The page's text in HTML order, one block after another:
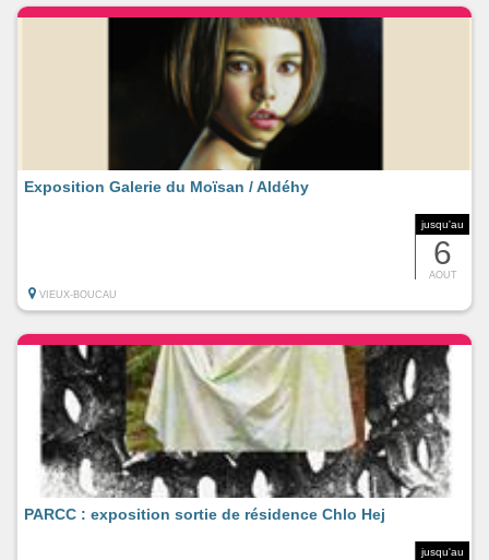
jusqu'au
6
AOUT
Exposition Galerie du Moïsan / Aldéhy
VIEUX-BOUCAU
jusqu'au
PARCC : exposition sortie de résidence Chlo Hej